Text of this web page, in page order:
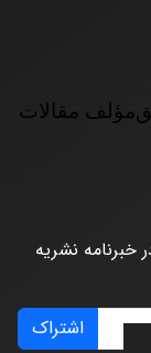
مقالات
خبرنامه نشریه
اشتراک